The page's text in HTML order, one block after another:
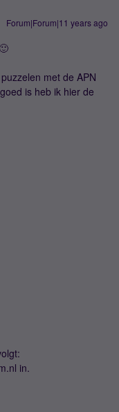
Forum|Forum|11 years ago
met de APN
is heb ik hier de
in.